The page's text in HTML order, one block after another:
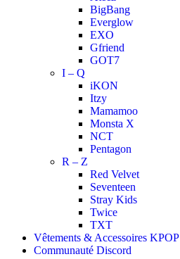
BigBang
Everglow
EXO
Gfriend
GOT7
I – Q
iKON
Itzy
Mamamoo
Monsta X
NCT
Pentagon
R – Z
Red Velvet
Seventeen
Stray Kids
Twice
TXT
Vêtements & Accessoires KPOP
Communauté Discord